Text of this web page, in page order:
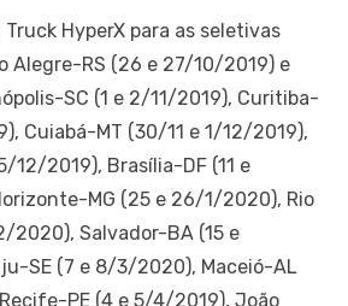
Truck HyperX para as seletivas
Alegre-RS (26 e 27/10/2019) e
SC (1 e 2/11/2019), Curitiba-
Cuiabá-MT (30/11 e 1/12/2019),
12/2019), Brasília-DF (11 e
MG (25 e 26/1/2020), Rio
2020), Salvador-BA (15 e
SE (7 e 8/3/2020), Maceió-AL
PE (4 e 5/4/2019), João